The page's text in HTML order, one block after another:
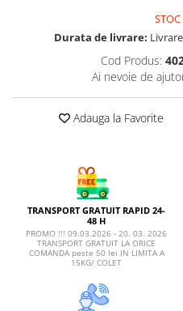
AFECTIUNI OCULARE
AFECTIUNI URINARE
Durata de livrare:
Cod Produs:
Ai nevoie de
Adauga la Favorite
TRANSPORT GRATUIT RAPID 24-
48 H
PROMO !!! 09.03.2026 - 20. 03. 2026
TRANSPORT GRATUIT LA ORICE
COMANDA peste 50 lei IN LIMITA A
15KG/ COLET